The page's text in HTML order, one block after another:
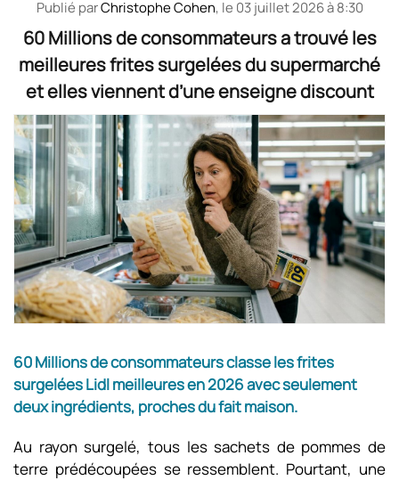
Publié parChristophe Cohen, le 03 juillet 2026 à 8:30
60 Millions de consommateurs a trouvé les
meilleures frites surgelées du supermarché
et elles viennent d’une enseigne discount
60 Millions de consommateurs classe les frites
surgelées Lidl meilleures en 2026 avec seulement
deux ingrédients, proches du fait maison.
Au rayon surgelé, tous les sachets de pommes de
terre prédécoupées se ressemblent. Pourtant, une